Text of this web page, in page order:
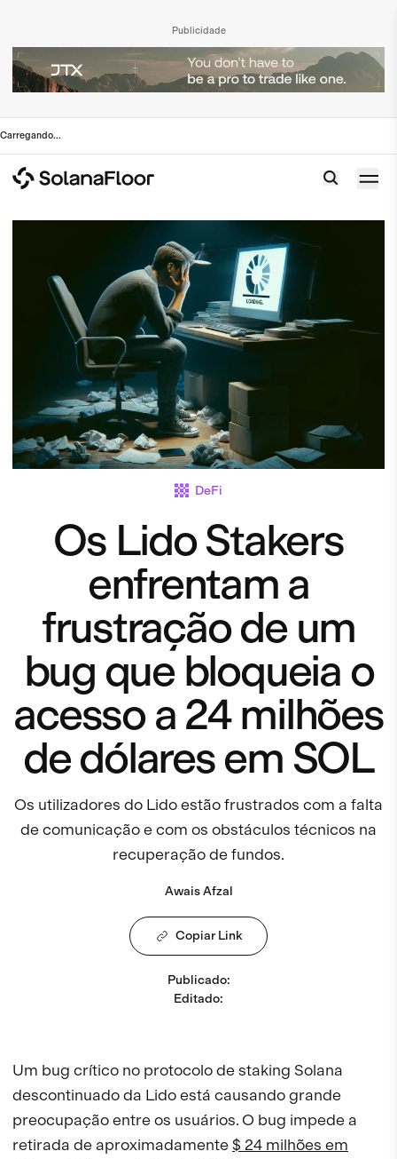
Publicidade
Carregando...
DeFi
Os Lido Stakers
enfrentam a
frustração de um
bug que bloqueia o
acesso a 24 milhões
de dólares em SOL
Os utilizadores do Lido estão frustrados com a falta
de comunicação e com os obstáculos técnicos na
recuperação de fundos.
Awais Afzal
Copiar Link
Publicado:
Editado:
Um bug crítico no protocolo de staking Solana
descontinuado da Lido está causando grande
preocupação entre os usuários. O bug impede a
retirada de aproximadamente$ 24 milhões em